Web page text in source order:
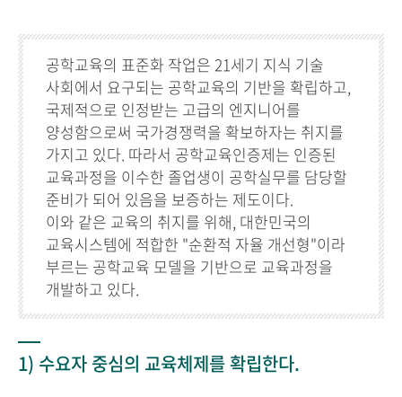
공학교육의 표준화 작업은 21세기 지식 기술
사회에서 요구되는 공학교육의 기반을 확립하고,
국제적으로 인정받는 고급의 엔지니어를
양성함으로써 국가경쟁력을 확보하자는 취지를
가지고 있다. 따라서 공학교육인증제는 인증된
교육과정을 이수한 졸업생이 공학실무를 담당할
준비가 되어 있음을 보증하는 제도이다.
이와 같은 교육의 취지를 위해, 대한민국의
교육시스템에 적합한 "순환적 자율 개선형"이라
부르는 공학교육 모델을 기반으로 교육과정을
개발하고 있다.
1) 수요자 중심의 교육체제를 확립한다.